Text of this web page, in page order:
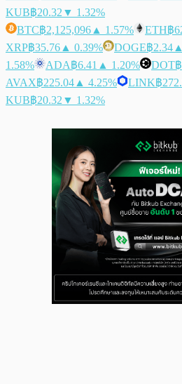
KUB฿20.32 ▼ 1.32%
BTC฿2,125,096 ▲ 1.57% ETH฿
XRP฿35.76 ▲ 0.39% DOGE฿2.34
1.58%
ADA฿6.41 ▲ 1.20% DOT
AVAX฿225.04 ▲ 4.25% LINK฿
KUB฿20.32 ▼ 1.32%